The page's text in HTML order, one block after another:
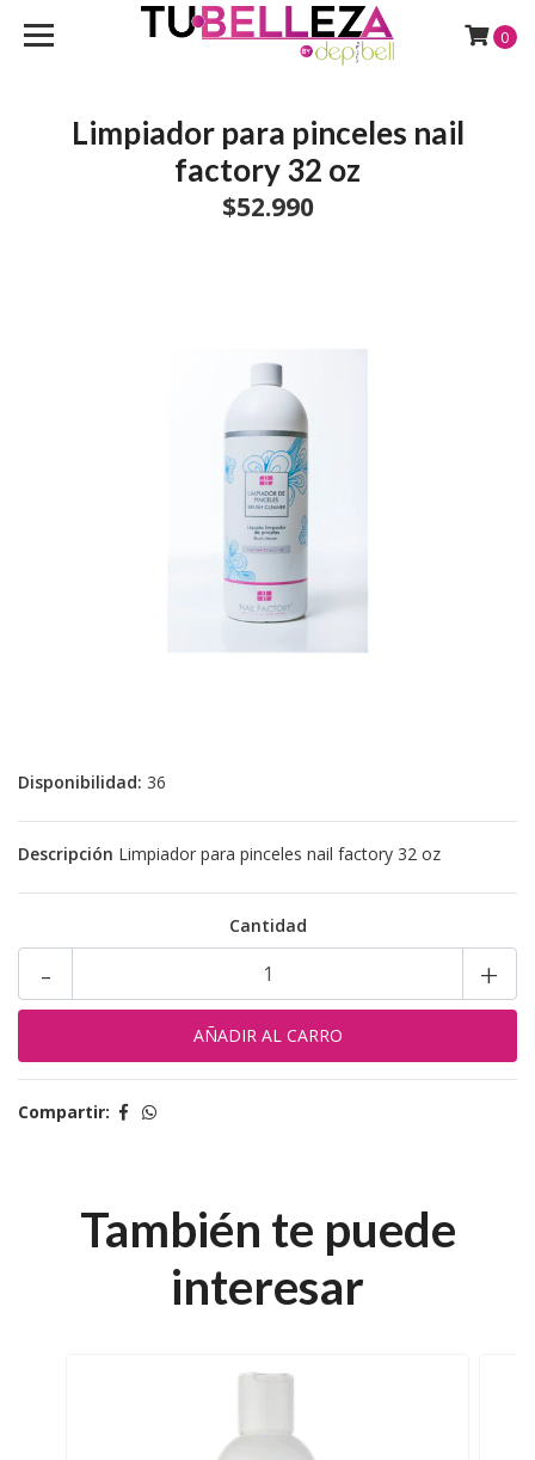
0
Limpiador para pinceles nail
factory 32 oz
$52.990
Disponibilidad: 36
Descripción Limpiador para pinceles nail factory 32 oz
Cantidad
+
-
Compartir:
También te puede
interesar